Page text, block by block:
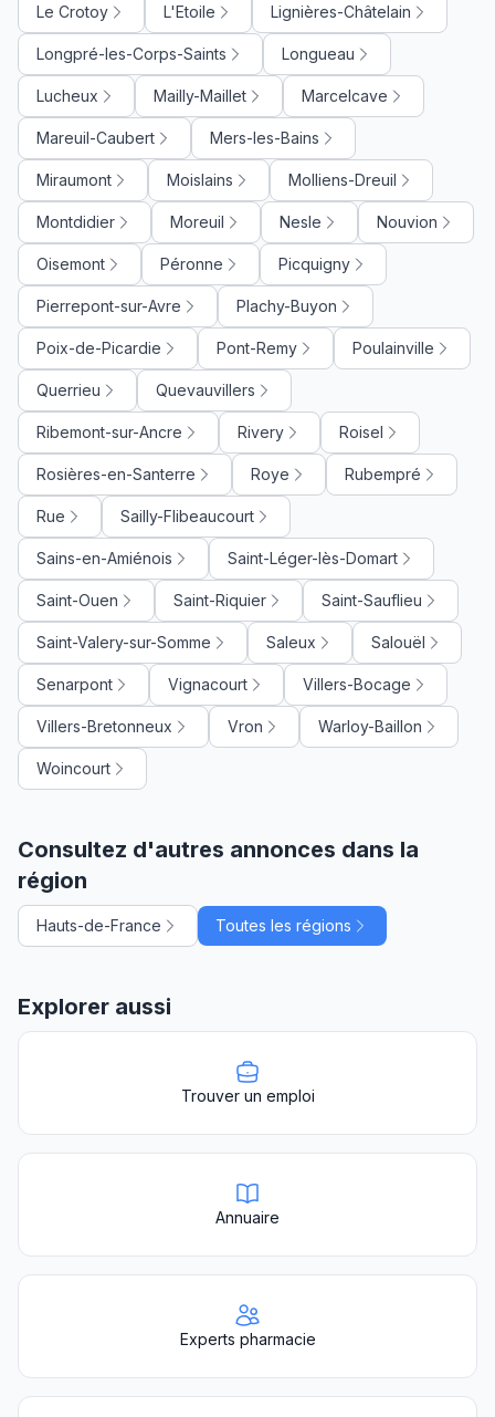
Le Crotoy L'Etoile Lignières-Châtelain
Longpré-les-Corps-Saints Longueau
Lucheux Mailly-Maillet Marcelcave
Mareuil-Caubert Mers-les-Bains
Miraumont Moislains Molliens-Dreuil
Montdidier Moreuil Nesle Nouvion
Oisemont Péronne Picquigny
Pierrepont-sur-Avre Plachy-Buyon
Poix-de-Picardie Pont-Remy Poulainville
Querrieu Quevauvillers
Ribemont-sur-Ancre Rivery Roisel
Rosières-en-Santerre Roye Rubempré
Rue Sailly-Flibeaucourt
Sains-en-Amiénois Saint-Léger-lès-Domart
Saint-Ouen Saint-Riquier Saint-Sauflieu
Saint-Valery-sur-Somme Saleux Salouël
Senarpont Vignacourt Villers-Bocage
Villers-Bretonneux Vron Warloy-Baillon
Woincourt
Consultez d'autres annonces dans la
région
Hauts-de-France Toutes les régions
Explorer aussi
Trouver un emploi
Annuaire
Experts pharmacie